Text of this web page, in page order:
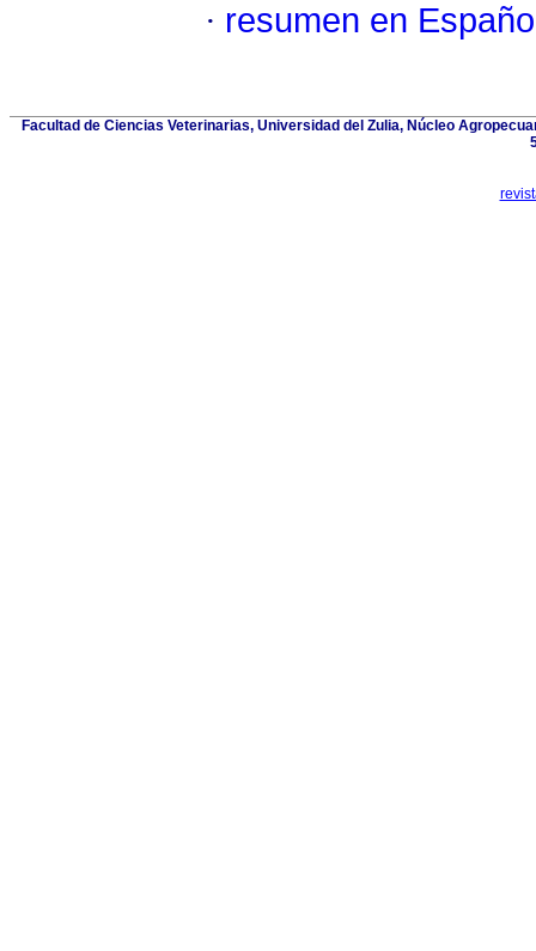
· resumen en
Facultad de Ciencias Veterinarias, Universidad del Zulia, Núcleo